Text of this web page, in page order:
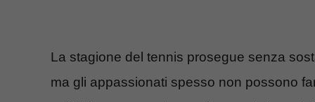
La stagione del tennis prosegue senza
ma gli appassionati spesso non possono